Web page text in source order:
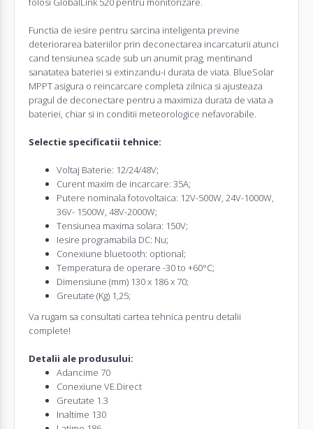
Functia de iesire pentru sarcina inteligenta previne
deteriorarea bateriilor prin deconectarea incarcaturii atunci
cand tensiunea scade sub un anumit prag, mentinand
sanatatea bateriei si extinzandu-i durata de viata. BlueSolar
MPPT asigura o reincarcare completa zilnica si ajusteaza
pragul de deconectare pentru a maximiza durata de viata a
bateriei, chiar si in conditii meteorologice nefavorabile.
Selectie specificatii tehnice:
Voltaj Baterie: 12/24/48V;
Curent maxim de incarcare: 35A;
Putere nominala fotovoltaica: 12V-500W, 24V-1000W,
36V- 1500W, 48V-2000W;
Tensiunea maxima solara: 150V;
Iesire programabila DC: Nu;
Conexiune bluetooth: optional;
Temperatura de operare -30 to +60°C;
Dimensiune (mm) 130 x 186 x 70;
Greutate (Kg) 1,25;
Va rugam sa consultati cartea tehnica pentru detalii
complete!
Detalii ale produsului:
Adancime 70
Conexiune VE.Direct
Greutate 1.3
Inaltime 130